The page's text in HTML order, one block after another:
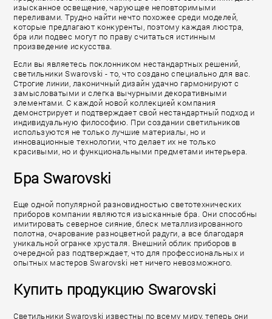
изысканное освещение, чарующее неповторимыми
переливами. Трудно найти нечто похожее среди моделей,
которые предлагают конкуренты, поэтому каждая люстра,
бра или подвес могут по праву считаться истинным
произведение искусства.
Если вы являетесь поклонником нестандартных решений,
светильники Swarovski - то, что создано специально для вас.
Строгие линии, лаконичный дизайн удачно гармонируют с
замысловатыми и слегка вычурными декоративными
элементами. С каждой новой коллекцией компания
демонстрирует и подтверждает свой нестандартный подход и
индивидуальную философию. При создании светильников
используются не только лучшие материалы, но и
инновационные технологии, что делает их не только
красивыми, но и функциональными предметами интерьера.
Бра Swarovski
Еще одной популярной разновидностью светотехнических
приборов компании являются изысканные бра. Они способны
имитировать северное сияние, блеск металлизированного
полотна, очарование разноцветной радуги, а все благодаря
уникальной огранке хрусталя. Внешний облик приборов в
очередной раз подтверждает, что для профессиональных и
опытных мастеров Swarovski нет ничего невозможного.
Купить продукцию Swarovski
Светильники Swarovski известны по всему миру, теперь они